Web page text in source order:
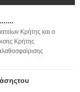
Κρήτης και ο
Κρήτης